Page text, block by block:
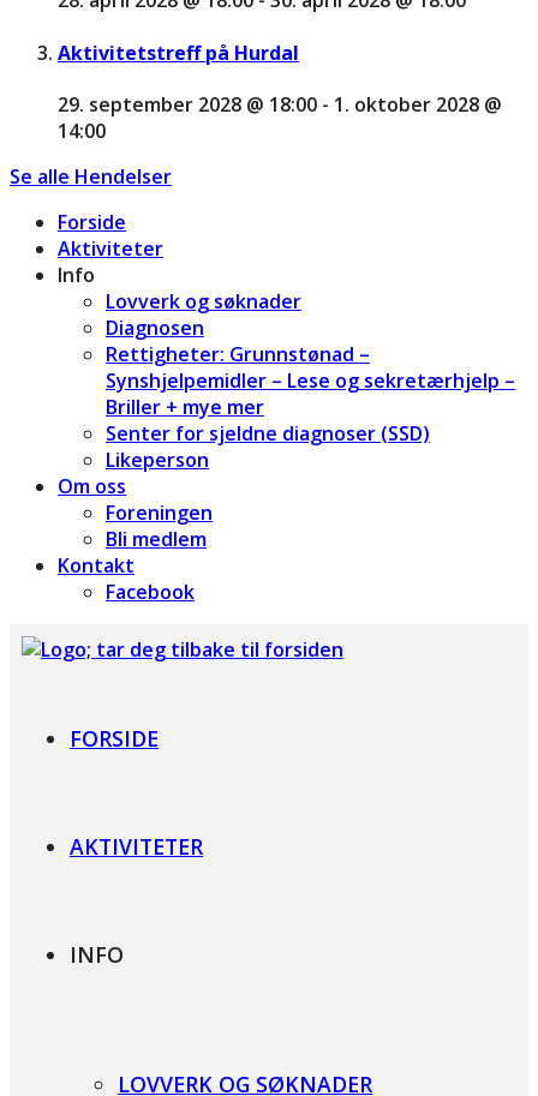
Aktivitetstreff på Hurdal
29. september 2028 @ 18:00 - 1. oktober 2028 @
14:00
Se alle Hendelser
Forside
Aktiviteter
Info
Lovverk og søknader
Diagnosen
Rettigheter: Grunnstønad –
Synshjelpemidler – Lese og sekretærhjelp –
Briller + mye mer
Senter for sjeldne diagnoser (SSD)
Likeperson
Om oss
Foreningen
Bli medlem
Kontakt
Facebook
FORSIDE
AKTIVITETER
INFO
LOVVERK OG SØKNADER